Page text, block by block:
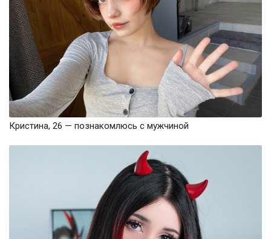
Кристина, 26 — познакомлюсь с мужчиной